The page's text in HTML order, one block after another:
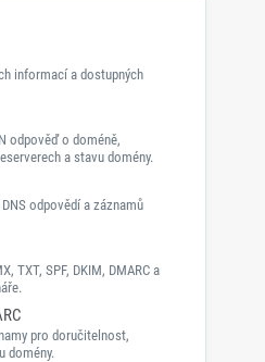
informací a dostupných
odpověď o doméně,
a stavu domény.
odpovědí a záznamů
TXT, SPF, DKIM, DMARC a
pro doručitelnost,
domény.